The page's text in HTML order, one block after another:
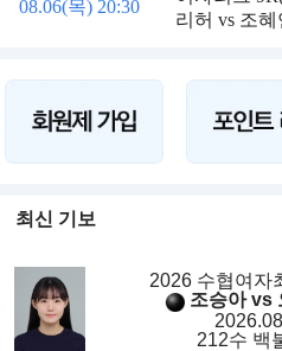
08.06(목) 20:30
리허 vs 조혜
최신 기보
2026 수협여자
조승아 vs
212수 백